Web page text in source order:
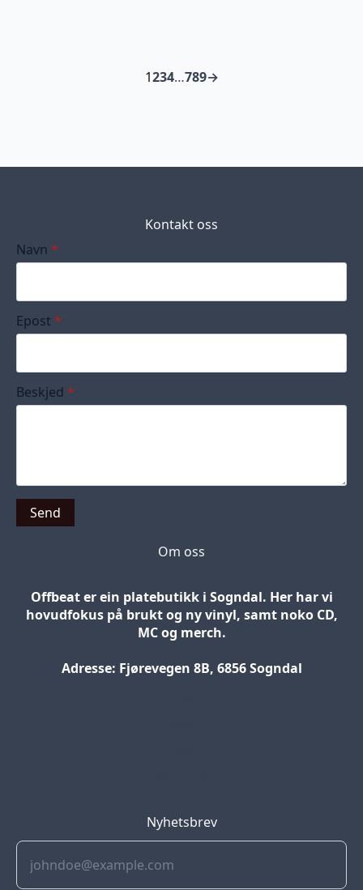
1234…789→
Kontakt oss
Navn *
Epost *
Beskjed *
Send
Om oss
Offbeat er ein platebutikk i Sogndal. Her har vi
hovudfokus på brukt og ny vinyl, samt noko CD,
MC og merch.
Adresse: Fjørevegen 8B, 6856 Sogndal
Nyhetsbrev